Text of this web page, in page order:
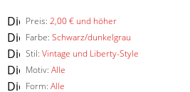
Preis: 2,00 € und höher
Diesen
Artikel
entfernen
Farbe: Schwarz/dunkelgrau
Diesen
Artikel
entfernen
Stil: Vintage und Liberty-Style
Diesen
Artikel
entfernen
Motiv: Alle
Diesen
Artikel
Form: Alle
Diesen